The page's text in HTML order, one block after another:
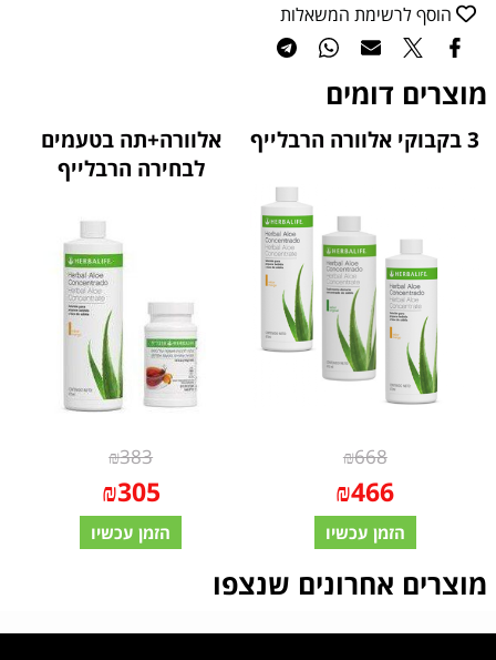
הוסף לרשימת המשאלות
מוצרים דומים
3 בקבוקי אלוורה הרבלייף
₪668
₪466
הזמן עכשיו
אלוורה+תה בטעמים
לבחירה הרבלייף
₪383
₪305
הזמן עכשיו
מוצרים אחרונים שנצפו